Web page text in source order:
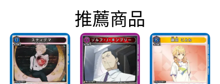
推薦商品